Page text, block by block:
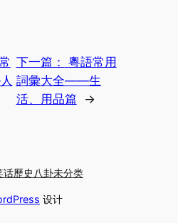
下一篇： 粵語常用
詞彙大全——生
活、用品篇
→
话歷史 八卦未分类
设计